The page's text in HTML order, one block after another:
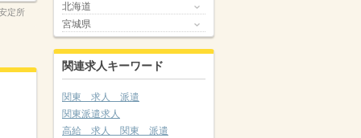
定所
北海道
宮城県
関連求人キーワード
関東 求人 派遣
関東派遣求人
高給 求人 関東 派遣